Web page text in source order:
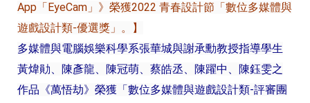
App「EyeCam」》榮獲2022 青春設計節「數位多媒體與
遊戲設計類-優選獎」。】
多媒體與電腦娛樂科學系張華城與謝承勳教授指導學生
黃煒勛、陳彥龍、陳冠萌、蔡皓丞、陳躍中、陳鈺雯之
作品《萬悟劫》榮獲「數位多媒體與遊戲設計類-評審團